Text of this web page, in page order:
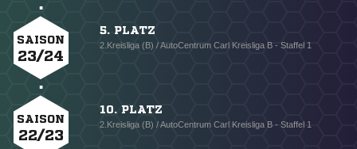
SAISON
23/24
5. PLATZ
2.Kreisliga (B) / AutoCentrum Carl Kreisliga B - Staffel 1
SAISON
22/23
10. PLATZ
2.Kreisliga (B) / AutoCentrum Carl Kreisliga B - Staffel 1